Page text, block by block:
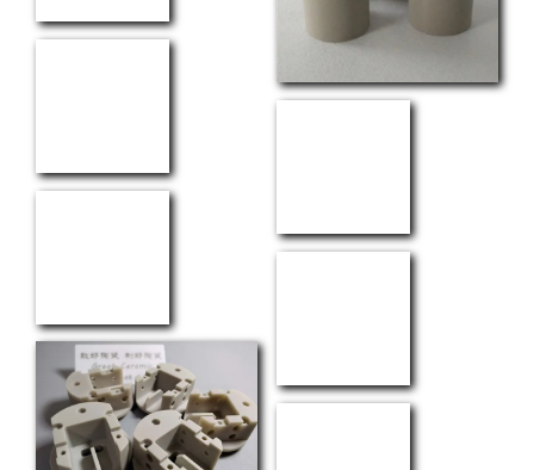
Tubes, tiges et anneaux en céramique
Pièces de précision sur mesure